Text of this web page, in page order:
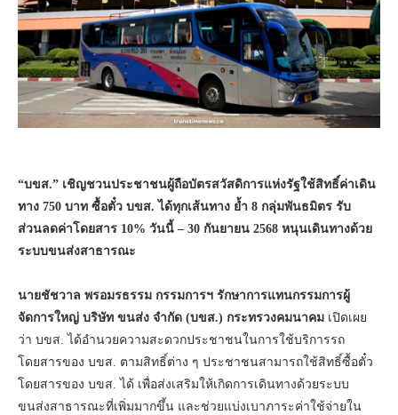
“บขส.” เชิญชวนประชาชนผู้ถือบัตรสวัสดิการแห่งรัฐใช้สิทธิ์ค่าเดิน
ทาง 750 บาท ซื้อตั๋ว บขส. ได้ทุกเส้นทาง ย้ำ 8 กลุ่มพันธมิตร รับ
ส่วนลดค่าโดยสาร 10% วันนี้ – 30 กันยายน 2568 หนุนเดินทางด้วย
ระบบขนส่งสาธารณะ
นายชัชวาล พรอมรธรรม กรรมการฯ รักษาการแทนกรรมการผู้
จัดการใหญ่ บริษัท ขนส่ง จำกัด (บขส.) กระทรวงคมนาคม เปิดเผย
ว่า บขส. ได้อำนวยความสะดวกประชาชนในการใช้บริการรถ
โดยสารของ บขส. ตามสิทธิ์ต่าง ๆ ประชาชนสามารถใช้สิทธิ์ซื้อตั๋ว
โดยสารของ บขส. ได้ เพื่อส่งเสริมให้เกิดการเดินทางด้วยระบบ
ขนส่งสาธารณะที่เพิ่มมากขึ้น และช่วยแบ่งเบาภาระค่าใช้จ่ายใน